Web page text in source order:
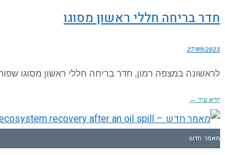
חדר בריחה חללי ראשון מסוגו
27/09/2023
לראשונה במצפה רמון, חדר בריחה חללי ראשון מסוגו
קרא עוד ←
מאמר חדש